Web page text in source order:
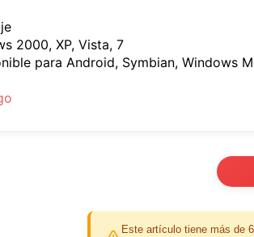
2000, XP, Vista, 7
para Android, Symbian, Windows
Este artículo tiene más de